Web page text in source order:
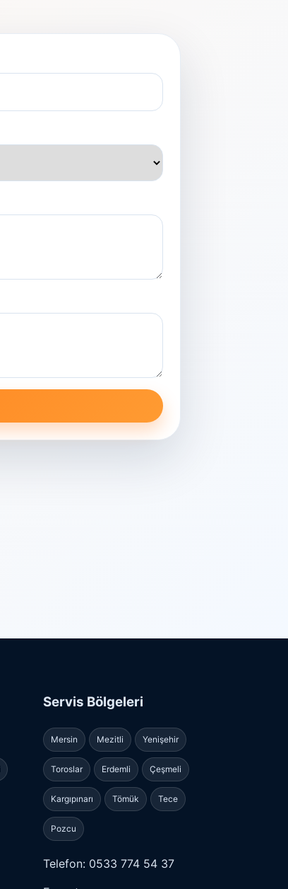
Servis Bölgeleri
Mersin Mezitli Yenişehir
Toroslar Erdemli Çeşmeli
Kargıpınarı Tömük Tece
Pozcu
Telefon: 0533 774 54 37